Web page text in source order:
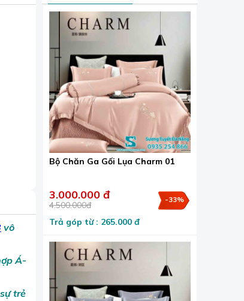
vô
Á-
trẻ
Bộ Chăn Ga Gối Lụa Charm 01
3.000.000 đ
4.500.000đ
-33%
Trả góp từ : 265.000 đ